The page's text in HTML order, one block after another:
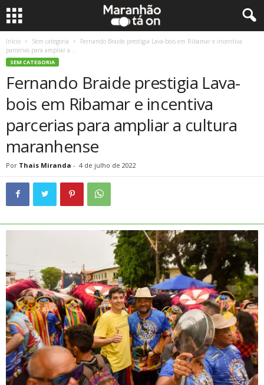
Início Sem categoria
Fernando Braide prestigia Lava-bois em Ribamar e incentiva
parcerias para ampliar a...
SEM CATEGORIA
Fernando Braide prestigia Lava-
bois em Ribamar e incentiva
parcerias para ampliar a cultura
maranhense
Por Thais Miranda - 4 de julho de 2022